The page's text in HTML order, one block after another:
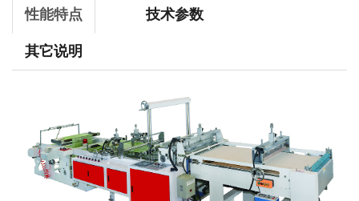
性能特点 技术参数
其它说明